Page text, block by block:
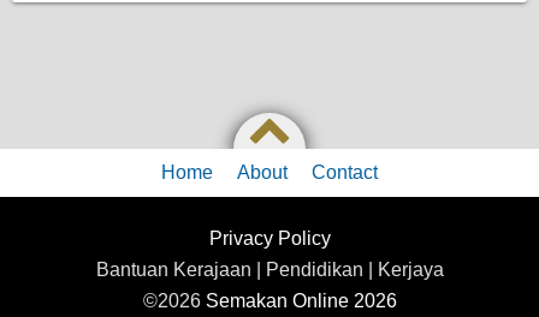
Home About Contact
Privacy Policy
Bantuan Kerajaan | Pendidikan | Kerjaya
©2026 Semakan Online 2026